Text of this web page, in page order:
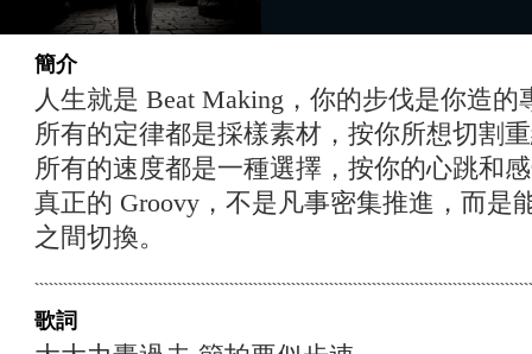
簡介
人生就是 Beat Making，你的步伐是你造的
所有的定律都是採樣素材，按你所想切割
所有的速度都是一種選擇，按你的心跳和
真正的 Groovy，不是凡事密集推進，而是
之間切換。
歌詞